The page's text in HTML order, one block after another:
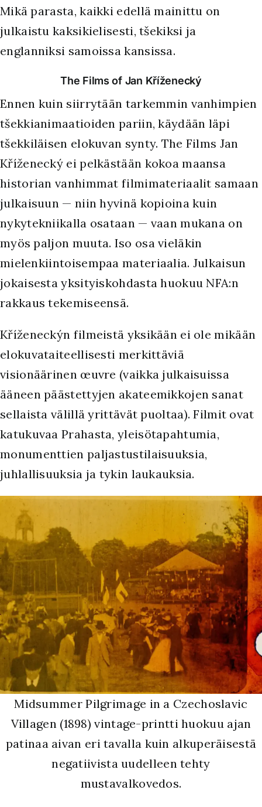
Mikä parasta, kaikki edellä mainittu on
julkaistu kaksikielisesti, tšekiksi ja
englanniksi samoissa kansissa.
The Films of Jan Kříženecký
Ennen kuin siirrytään tarkemmin vanhimpien
tšekkianimaatioiden pariin, käydään läpi
tšekkiläisen elokuvan synty. The Films Jan
Kříženecký ei pelkästään kokoa maansa
historian vanhimmat filmimateriaalit samaan
julkaisuun — niin hyvinä kopioina kuin
nykytekniikalla osataan — vaan mukana on
myös paljon muuta. Iso osa vieläkin
mielenkiintoisempaa materiaalia. Julkaisun
jokaisesta yksityiskohdasta huokuu NFA:n
rakkaus tekemiseensä.
Kříženeckýn filmeistä yksikään ei ole mikään
elokuvataiteellisesti merkittäviä
visionäärinen œuvre (vaikka julkaisuissa
ääneen päästettyjen akateemikkojen sanat
sellaista välillä yrittävät puoltaa). Filmit ovat
katukuvaa Prahasta, yleisötapahtumia,
monumenttien paljastustilaisuuksia,
juhlallisuuksia ja tykin laukauksia.
Midsummer Pilgrimage in a Czechoslavic
Villagen (1898) vintage-printti huokuu ajan
patinaa aivan eri tavalla kuin alkuperäisestä
negatiivista uudelleen tehty
mustavalkovedos.